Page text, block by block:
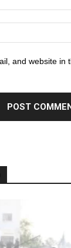
and website in